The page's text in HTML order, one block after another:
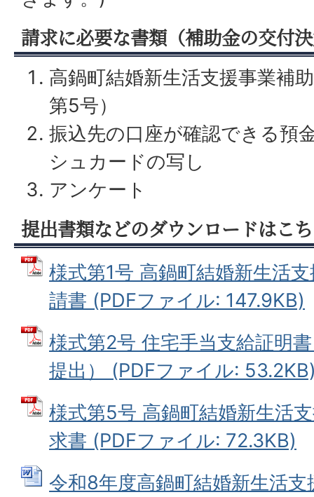
請求に必要な書類（補助金の交付
高鍋町結婚新生活支援事業補
第5号）
振込先の口座が確認できる預
シュカードの写し
アンケート
提出書類などのダウンロードはこ
様式第1号 高鍋町結婚新生活
請書 (PDFファイル: 147.9KB)
様式第2号 住宅手当支給証明
提出） (PDFファイル:
様式第5号 高鍋町結婚新生活
求書 (PDFファイル: 72.3KB)
令和8年度高鍋町結婚新生活